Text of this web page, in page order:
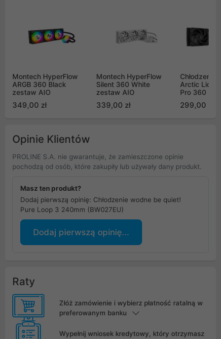
Montech HyperFlow
ARGB 360 Black
zestaw AIO
349,00 zł
Montech HyperFlow
Silent 360 White
zestaw AIO
339,00 zł
Chłodzenie
Arctic
Pro 360
299,00 zł
Opinie Klientów
PROLINE S.A. nie gwarantuje, że zamieszczone opinie
pochodzą od osób, które zakupiły lub używały dany produkt.
Masz ten produkt?
Dodaj pierwszą opinię: Chłodzenie wodne be quiet!
Pure Loop 3 240mm (BW027EU)
Dodaj pierwszą opinię...
Raty
Złóż zamówienie i wybierz płatność ratalną w
preferowanym banku
Wypełnij wniosek kredytowy, który otrzymasz